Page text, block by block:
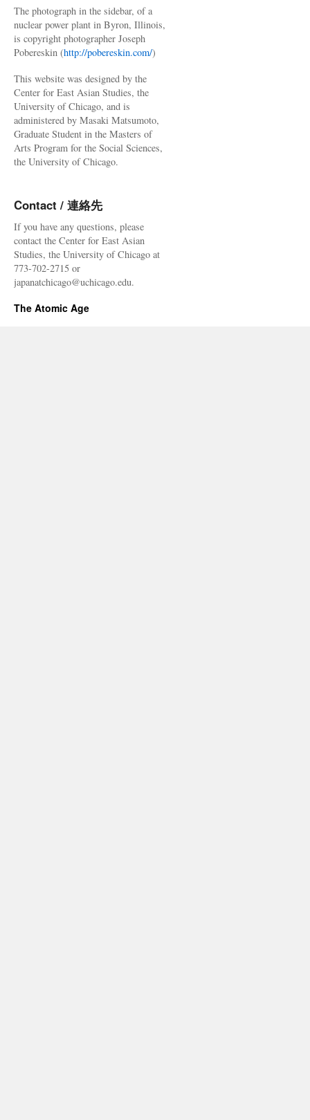
The photograph in the sidebar, of a
nuclear power plant in Byron, Illinois,
is copyright photographer Joseph
Pobereskin (http://pobereskin.com/)
This website was designed by the
Center for East Asian Studies, the
University of Chicago, and is
administered by Masaki Matsumoto,
Graduate Student in the Masters of
Arts Program for the Social Sciences,
the University of Chicago.
Contact / 連絡先
If you have any questions, please
contact the Center for East Asian
Studies, the University of Chicago at
773-702-2715 or
japanatchicago@uchicago.edu.
The Atomic Age